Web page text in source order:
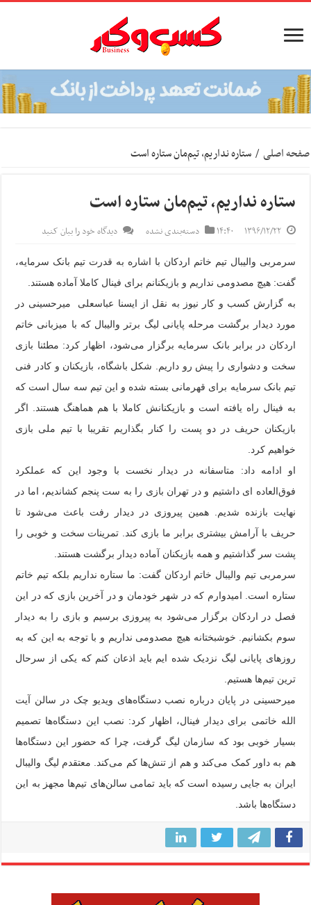
صفحه اصلی / ستاره نداریم، تیم‌مان ستاره است
ستاره نداریم، تیم‌مان ستاره است
۱۳۹۶/۱۲/۲۲ ۱۴:۴۰ دسته‌بندی نشده دیدگاه خود را بیان کنید
سرمربی والیبال تیم خاتم اردکان با اشاره به قدرت تیم بانک سرمایه،
گفت: هیچ مصدومی نداریم و بازیکنانم برای فینال کاملا آماده هستند.
به گزارش کسب و کار نیوز به نقل از ایسنا عباسعلی میرحسینی در
مورد دیدار برگشت مرحله پایانی لیگ برتر والیبال که با میزبانی خاتم
اردکان در برابر بانک سرمایه برگزار می‌شود، اظهار کرد: مطئنا بازی
سخت و دشواری را پیش رو داریم. شکل باشگاه، بازیکنان و کادر فنی
تیم بانک سرمایه برای قهرمانی بسته شده‌ و این تیم سه سال است که
به فینال راه یافته است و بازیکنانش کاملا با هم هماهنگ هستند. اگر
بازیکنان حریف در دو پست را کنار بگذاریم تقریبا با تیم‌ ‌ملی بازی
خواهیم کرد.
او ادامه‌ داد: متاسفانه در دیدار نخست با وجود این که عملکرد
فوق‌العاده‌ ای داشتیم و در تهران بازی را به ست پنجم کشاندیم، اما در
نهایت بازنده شدیم. همین پیروزی در دیدار رفت باعث می‌شود تا
حریف با آرامش بیشتری برابر ما بازی کند. تمرینات سخت و خوبی را
پشت سر گذاشتیم و همه بازیکنان آماده دیدار برگشت هستند.
سرمربی تیم والیبال خاتم اردکان گفت‌: ما ستاره نداریم بلکه تیم خاتم
ستاره است. امیدوارم که در شهر خودمان و در آخرین بازی که در این
فصل در اردکان برگزار می‌شود به پیروزی برسیم و بازی را به دیدار
سوم بکشانیم. خوشبختانه هیچ مصدومی نداریم و با توجه به این که به
روزهای پایانی لیگ نزدیک شده ایم باید اذعان‌ کنم که یکی از سرحال
ترین تیم‌ها هستیم.
میرحسینی در پایان درباره نصب دستگاه‌های ویدیو چک در سالن آیت
الله خاتمی برای دیدار فینال، اظهار کرد: نصب این دستگاه‌ها تصمیم
بسیار خوبی بود که سازمان لیگ گرفت، چرا که حضور این دستگاه‌ها
هم به داور کمک می‌کند و هم از تنش‌ها کم می‌کند. معتقدم لیگ والیبال
ایران به جایی رسیده است که باید تمامی سالن‌های تیم‌ها مجهز به این
دستگاه‌ها باشد.